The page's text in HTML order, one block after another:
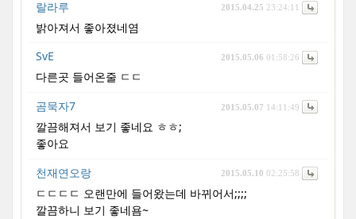
2015.04.25 23:24:11
랄라루
밝아져서 좋아졌네염
2015.05.06 01:58:26
SvE
다른곳 들어온줄 ㄷㄷ
2015.05.07 14:11:49
곰묵자7
깔끔해져서 보기 좋네요 ㅎㅎ;
좋아요
2015.05.10 02:25:58
천재연오랑
ㄷㄷㄷㄷ 오랜만에 들어왔는데 바뀌어서;;;;
깔끔하니 보기 좋네욤~